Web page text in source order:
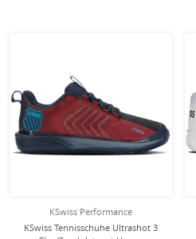
KSwiss Performance
KSwiss Tennisschuhe Ultrashot 3